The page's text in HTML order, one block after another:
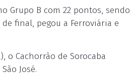
Grupo B com 22 pontos, sendo
final, pegou a Ferroviária e
o Cachorrão de Sorocaba
José.